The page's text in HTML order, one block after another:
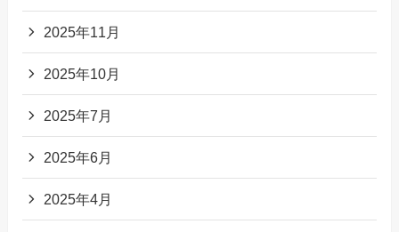
2025年11月
2025年10月
2025年7月
2025年6月
2025年4月